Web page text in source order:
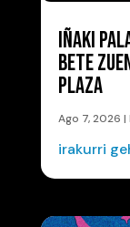
IÑAKI
BETE
PLAZA
Ago 7, 2026 |
irakurri